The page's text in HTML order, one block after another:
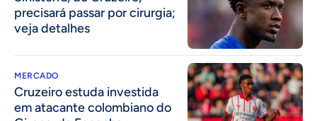
precisará passar por cirurgia;
veja detalhes
MERCADO
Cruzeiro estuda investida
em atacante colombiano do